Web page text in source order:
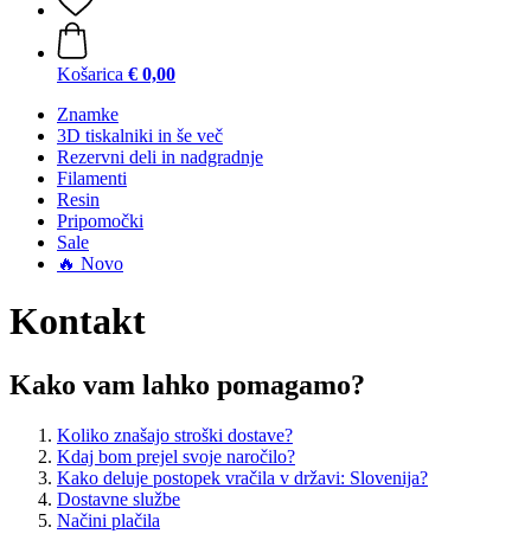
Košarica € 0,00
Znamke
3D tiskalniki in še več
Rezervni deli in nadgradnje
Filamenti
Resin
Pripomočki
Sale
🔥 Novo
Kontakt
Kako vam lahko pomagamo?
Koliko znašajo stroški dostave?
Kdaj bom prejel svoje naročilo?
Kako deluje postopek vračila v državi: Slovenija?
Dostavne službe
Načini plačila